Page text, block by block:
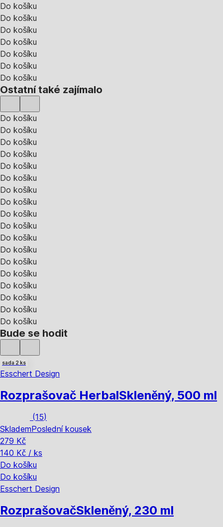
Do košíku
Do košíku
Do košíku
Do košíku
Do košíku
Do košíku
Do košíku
Ostatní také zajímalo
Do košíku
Do košíku
Do košíku
Do košíku
Do košíku
Do košíku
Do košíku
Do košíku
Do košíku
Do košíku
Do košíku
Do košíku
Do košíku
Do košíku
Do košíku
Do košíku
Do košíku
Do košíku
Bude se hodit
sada 2 ks
Esschert Design
Rozprašovač HerbalSkleněný, 500 ml
(15)
SklademPoslední kousek
279 Kč
140 Kč / ks
Do košíku
Do košíku
Esschert Design
RozprašovačSkleněný, 230 ml